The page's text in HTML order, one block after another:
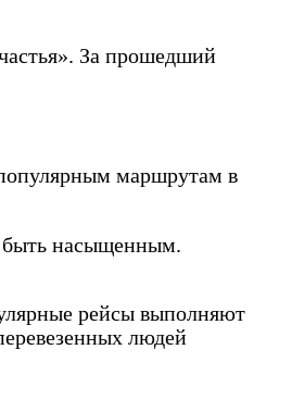
За прошедший
маршрутам в
быть насыщенным.
рейсы выполняют
людей